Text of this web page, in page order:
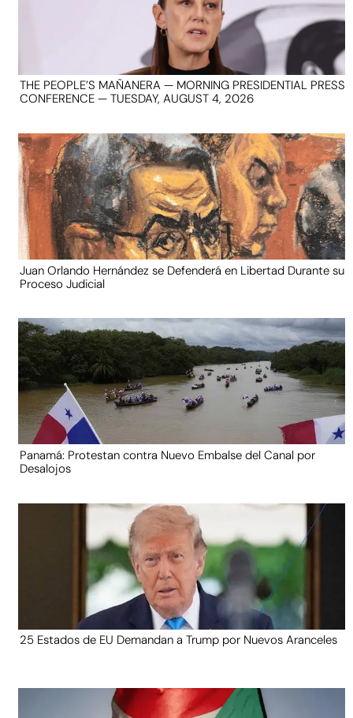
THE PEOPLE’S MAÑANERA — MORNING PRESIDENTIAL PRESS
CONFERENCE — TUESDAY, AUGUST 4, 2026
Juan Orlando Hernández se Defenderá en Libertad Durante su
Proceso Judicial
Panamá: Protestan contra Nuevo Embalse del Canal por
Desalojos
25 Estados de EU Demandan a Trump por Nuevos Aranceles